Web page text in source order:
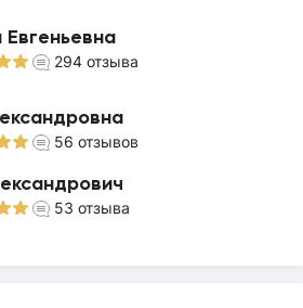
294 отзыва
56 отзывов
53 отзыва